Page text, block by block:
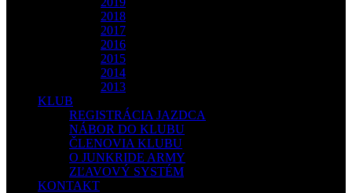
2018
2017
2016
2015
2014
2013
KLUB
REGISTRÁCIA JAZDCA
NÁBOR DO KLUBU
ČLENOVIA KLUBU
O JUNKRIDE ARMY
ZĽAVOVÝ SYSTÉM
KONTAKT